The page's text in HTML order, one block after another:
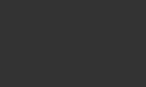
РУМЯНА BEAUTY LIGHT WAND